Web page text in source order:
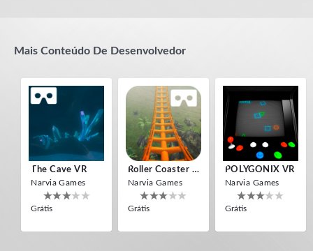
Mais Conteúdo De Desenvolvedor
The Cave VR
Narvia Games
Grátis
Roller Coaster VR
Narvia Games
Grátis
POLYGONIX VR
Narvia Games
Grátis